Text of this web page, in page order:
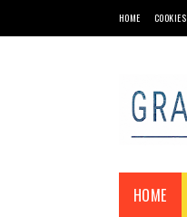
HOME
HOME